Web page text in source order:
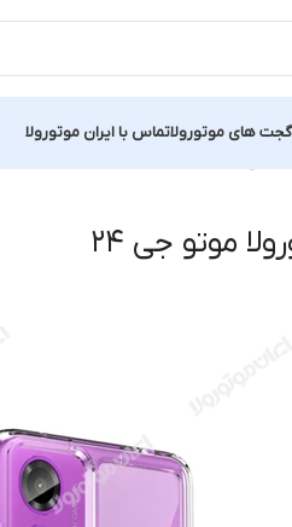
گجت های موتورولاتماس با ایران موتورولا
موتو جی ۲۴